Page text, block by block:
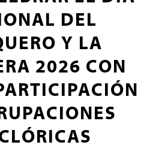
DEL
Y LA
2026 CON